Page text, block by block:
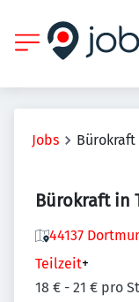
Jobs
Bürokraft in
44137
Teilzeit+
18 € - 21 € pro